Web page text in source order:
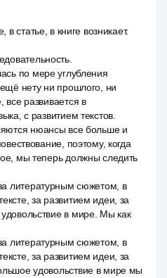
статье, в книге возникает.
по мере углубления
нету ни прошлого, ни
развивается в
с развитием текстов.
нюансы все больше и
поэтому, когда
мы теперь должны следить
литературным сюжетом, в
за развитием идеи, за
в мире. Мы как
литературным сюжетом, в
за развитием идеи, за
удовольствие в мире мы